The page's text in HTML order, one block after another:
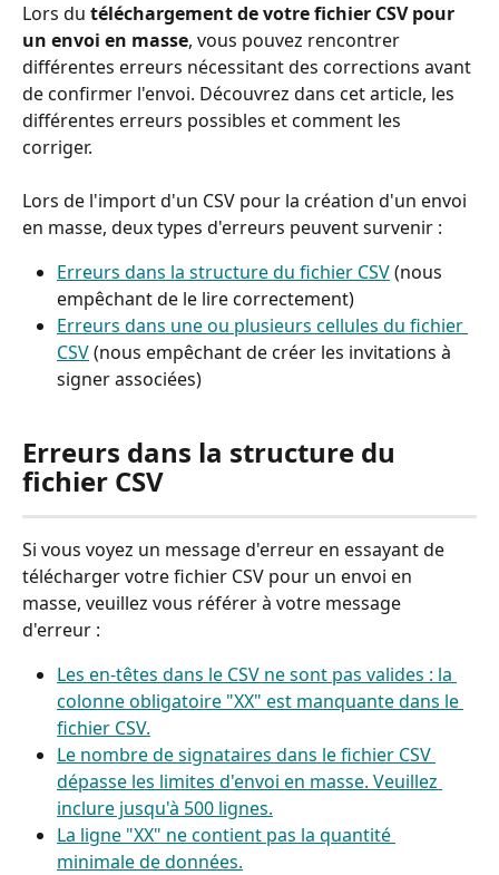
Lors du téléchargement de votre fichier CSV pour
un envoi en masse, vous pouvez rencontrer
différentes erreurs nécessitant des corrections avant
de confirmer l'envoi. Découvrez dans cet article, les
différentes erreurs possibles et comment les
corriger.
Lors de l'import d'un CSV pour la création d'un envoi
en masse, deux types d'erreurs peuvent survenir :
Erreurs dans la structure du fichier CSV (nous
empêchant de le lire correctement)
Erreurs dans une ou plusieurs cellules du fichier
CSV (nous empêchant de créer les invitations à
signer associées)
Erreurs dans la structure du
fichier CSV
Si vous voyez un message d'erreur en essayant de
télécharger votre fichier CSV pour un envoi en
masse, veuillez vous référer à votre message
d'erreur :
Les en-têtes dans le CSV ne sont pas valides : la
colonne obligatoire "XX" est manquante dans le
fichier CSV.
Le nombre de signataires dans le fichier CSV
dépasse les limites d'envoi en masse. Veuillez
inclure jusqu'à 500 lignes.
La ligne "XX" ne contient pas la quantité
minimale de données.